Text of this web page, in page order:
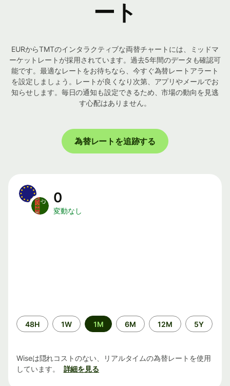
ート
EURからTMTのインタラクティブな両替チャートには、ミッドマ
ーケットレートが採用されています。過去5年間のデータも確認可
能です。最適なレートをお待ちなら、今すぐ為替レートアラート
を設定しましょう。レートが良くなり次第、アプリやメールでお
知らせします。毎日の通知も設定できるため、市場の動向を見逃
す心配はありません。
為替レートを追跡する
0
変動なし
期
間
48H 1W 1M 6M 12M 5Y
Wiseは隠れコストのない、リアルタイムの為替レートを使用
しています。
詳細を見る